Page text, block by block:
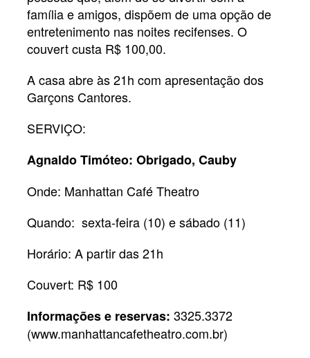
família e amigos, dispõem de uma opção de
entretenimento nas noites recifenses. O
couvert custa R$ 100,00.
A casa abre às 21h com apresentação dos
Garçons Cantores.
SERVIÇO:
Agnaldo Timóteo: Obrigado, Cauby
Onde: Manhattan Café Theatro
Quando: sexta-feira (10) e sábado (11)
Horário: A partir das 21h
Couvert: R$ 100
Informações e reservas: 3325.3372
(www.manhattancafetheatro.com.br)